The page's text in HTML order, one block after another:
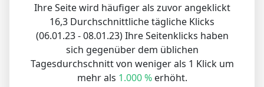
Ihre Seite wird häufiger als zuvor angeklickt
16,3 Durchschnittliche tägliche Klicks
(06.01.23 - 08.01.23) Ihre Seitenklicks haben
sich gegenüber dem üblichen
Tagesdurchschnitt von weniger als 1 Klick um
mehr als 1.000 %erhöht.